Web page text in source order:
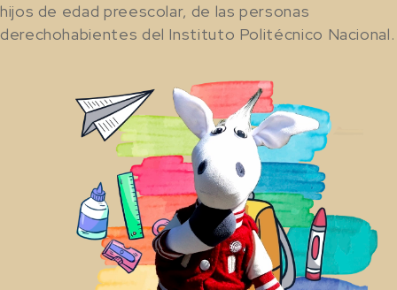
hijos de edad preescolar, de las personas
derechohabientes del Instituto Politécnico Nacional.